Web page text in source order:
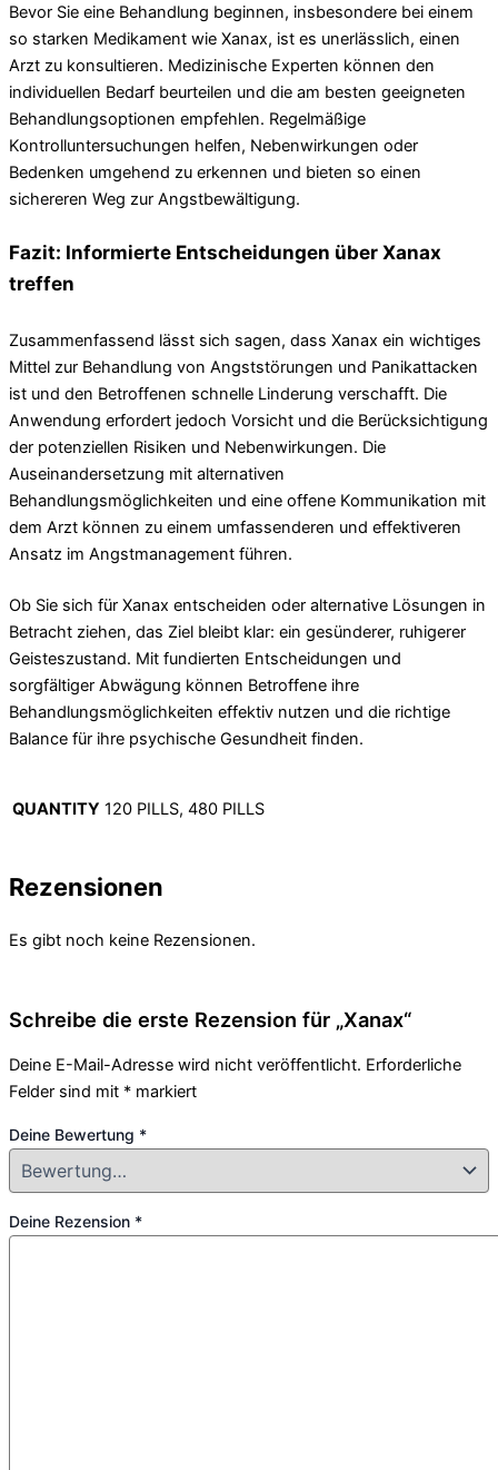
Bevor Sie eine Behandlung beginnen, insbesondere bei einem
so starken Medikament wie Xanax, ist es unerlässlich, einen
Arzt zu konsultieren. Medizinische Experten können den
individuellen Bedarf beurteilen und die am besten geeigneten
Behandlungsoptionen empfehlen. Regelmäßige
Kontrolluntersuchungen helfen, Nebenwirkungen oder
Bedenken umgehend zu erkennen und bieten so einen
sichereren Weg zur Angstbewältigung.
Fazit: Informierte Entscheidungen über Xanax
treffen
Zusammenfassend lässt sich sagen, dass Xanax ein wichtiges
Mittel zur Behandlung von Angststörungen und Panikattacken
ist und den Betroffenen schnelle Linderung verschafft. Die
Anwendung erfordert jedoch Vorsicht und die Berücksichtigung
der potenziellen Risiken und Nebenwirkungen. Die
Auseinandersetzung mit alternativen
Behandlungsmöglichkeiten und eine offene Kommunikation mit
dem Arzt können zu einem umfassenderen und effektiveren
Ansatz im Angstmanagement führen.
Ob Sie sich für Xanax entscheiden oder alternative Lösungen in
Betracht ziehen, das Ziel bleibt klar: ein gesünderer, ruhigerer
Geisteszustand. Mit fundierten Entscheidungen und
sorgfältiger Abwägung können Betroffene ihre
Behandlungsmöglichkeiten effektiv nutzen und die richtige
Balance für ihre psychische Gesundheit finden.
QUANTITY 120 PILLS, 480 PILLS
Rezensionen
Es gibt noch keine Rezensionen.
Schreibe die erste Rezension für „Xanax“
Deine E-Mail-Adresse wird nicht veröffentlicht. Erforderliche
Felder sind mit * markiert
Deine Bewertung *
Deine Rezension *